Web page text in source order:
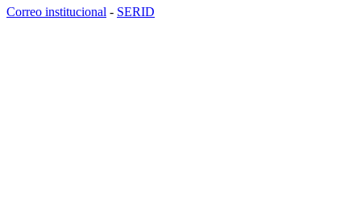
Correo institucional - SERID